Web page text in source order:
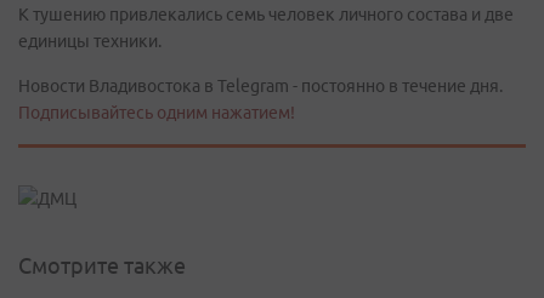
К тушению привлекались семь человек личного состава и две
единицы техники.
Новости Владивостока в Telegram - постоянно в течение дня.
Подписывайтесь одним нажатием!
Смотрите также